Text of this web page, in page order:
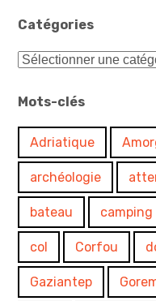
Catégories
Catégories
Mots-clés
Adriatique
archéologie
bateau camping
col Corfou
Gaziantep